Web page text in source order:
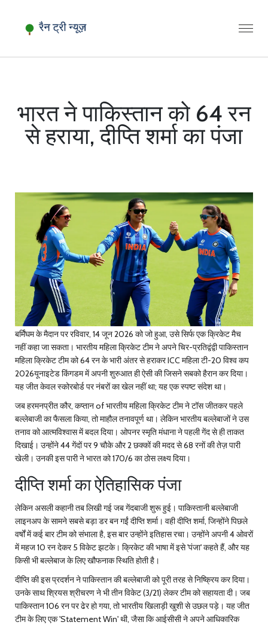
भारत ने पाकिस्तान को 64 रन
से हराया, दीप्ति शर्मा का पंजा
बर्मिंघम के मैदान पर रविवार, 14 जून 2026 को जो हुआ, उसे सिर्फ एक क्रिकेट मैच
नहीं कहा जा सकता। भारतीय महिला क्रिकेट टीमने अपने चिर-प्रतिद्वंद्वीपाकिस्तान
महिला क्रिकेट टीमको 64 रन के भारी अंतर से हराकरICC महिला टी-20 विश्व कप
2026यूनाइटेड किंगडममें अपनी शुरुआत ही ऐसी की जिसने सबको हैरान कर दिया।
यह जीत केवल स्कोरबोर्ड पर नंबरों का खेल नहीं था; यह एक स्पष्ट संदेश था।
जबहरमनप्रीत कौर, कप्तानofभारतीय महिला क्रिकेट टीमने टॉस जीतकर पहले
बल्लेबाजी का फैसला किया, तो माहौल तनावपूर्ण था। लेकिन भारतीय बल्लेबाजों ने उस
तनाव को आत्मविश्वास में बदल दिया। ओपनरस्मृति मंधानाने पहली गेंद से ही ताकत
दिखाई। उन्होंने 44 गेंदों पर 9 चौके और 2 छक्कों की मदद से 68 रनों की तेज़ पारी
खेली। उनकी इस पारी ने भारत को 170/6 का ठोस लक्ष्य दिया।
दीप्ति शर्मा का ऐतिहासिक पंजा
लेकिन असली कहानी तब लिखी गई जब गेंदबाजी शुरू हुई। पाकिस्तानी बल्लेबाजी
लाइनअप के सामने सबसे बड़ा डर बन गईंदीप्ति शर्मा। वही दीप्ति शर्मा, जिन्होंने पिछले
वर्षों में कई बार टीम को संभाला है, इस बार उन्होंने इतिहास रचा। उन्होंने अपनी 4 ओवरों
में महज 10 रन देकर 5 विकेट झटके। क्रिकेट की भाषा में इसे 'पंजा' कहते हैं, और यह
किसी भी बल्लेबाज के लिए खौफनाक स्थिति होती है।
दीप्ति की इस प्रदर्शन ने पाकिस्तान की बल्लेबाजी को पूरी तरह से निष्क्रिय कर दिया।
उनके साथश्रियस श्रीचरणने भी तीन विकेट (3/21) लेकर टीम को सहायता दी। जब
पाकिस्तान 106 रन पर ढेर हो गया, तो भारतीय खिलाड़ी खुशी से उछल पड़े। यह जीत
टीम के लिए एक 'Statement Win' थी, जैसा कि आईसीसी ने अपने आधिकारिक